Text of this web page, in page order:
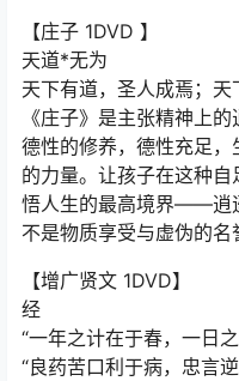
【庄子 1DVD 】
天道*无为
天下有道，圣人成焉；天
《庄子》是主张精神上
德性的修养，德性充足
的力量。让孩子在这种
悟人生的最高境界——逍
不是物质享受与虚伪的名
【增广贤文 1DVD】
经
“一年之计在于春，一日
“良药苦口利于病，忠言逆